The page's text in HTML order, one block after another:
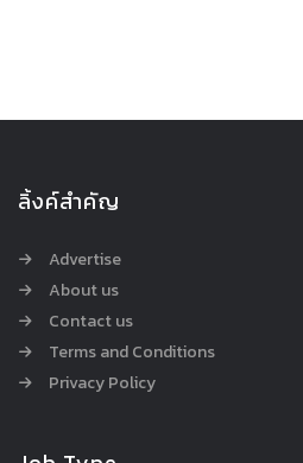
ลิ้งค์สำคัญ
Advertise
About us
Contact us
Terms and Conditions
Privacy Policy